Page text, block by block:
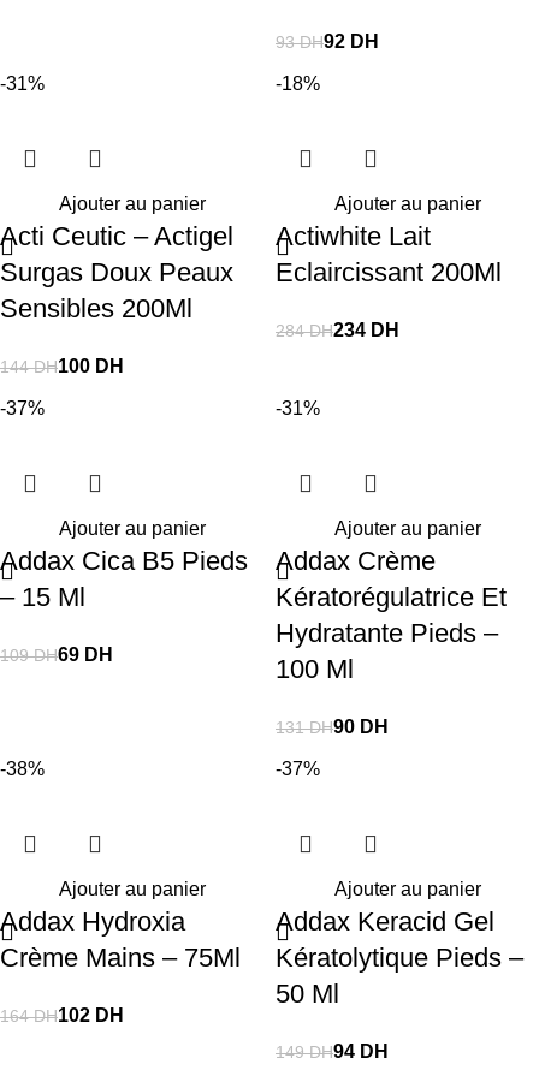
93DH92 DH
-31%
Ajouter au panier
Acti Ceutic – Actigel
Surgas Doux Peaux
Sensibles 200Ml
144DH100 DH
-18%
Ajouter au panier
Actiwhite Lait
Eclaircissant 200Ml
284DH234 DH
-37%
Ajouter au panier
Addax Cica B5 Pieds
– 15 Ml
109DH69 DH
-31%
Ajouter au panier
Addax Crème
Kératorégulatrice Et
Hydratante Pieds –
100 Ml
131DH90 DH
-38%
Ajouter au panier
Addax Hydroxia
Crème Mains – 75Ml
164DH102 DH
-37%
Ajouter au panier
Addax Keracid Gel
Kératolytique Pieds –
50 Ml
149DH94 DH